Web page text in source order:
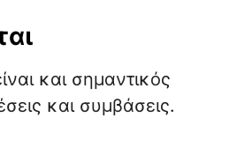
και σημαντικός
και συμβάσεις.